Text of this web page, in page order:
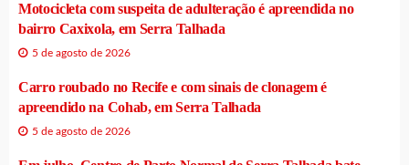
Motocicleta com suspeita de adulteração é apreendida no
bairro Caxixola, em Serra Talhada
5 de agosto de 2026
Carro roubado no Recife e com sinais de clonagem é
apreendido na Cohab, em Serra Talhada
5 de agosto de 2026